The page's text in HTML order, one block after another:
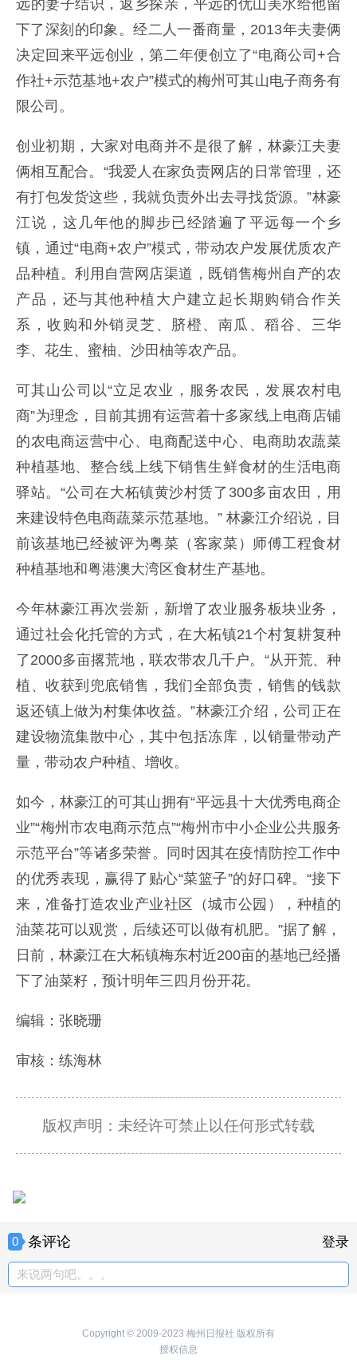
远的妻子结识，返乡探亲，平远的优山美水给他留
下了深刻的印象。经二人一番商量，2013年夫妻俩
决定回来平远创业，第二年便创立了“电商公司+合
作社+示范基地+农户”模式的梅州可其山电子商务有
限公司。
创业初期，大家对电商并不是很了解，林豪江夫妻
俩相互配合。“我爱人在家负责网店的日常管理，还
有打包发货这些，我就负责外出去寻找货源。”林豪
江说，这几年他的脚步已经踏遍了平远每一个乡
镇，通过“电商+农户”模式，带动农户发展优质农产
品种植。利用自营网店渠道，既销售梅州自产的农
产品，还与其他种植大户建立起长期购销合作关
系，收购和外销灵芝、脐橙、南瓜、稻谷、三华
李、花生、蜜柚、沙田柚等农产品。
可其山公司以“立足农业，服务农民，发展农村电
商”为理念，目前其拥有运营着十多家线上电商店铺
的农电商运营中心、电商配送中心、电商助农蔬菜
种植基地、整合线上线下销售生鲜食材的生活电商
驿站。“公司在大柘镇黄沙村赁了300多亩农田，用
来建设特色电商蔬菜示范基地。” 林豪江介绍说，目
前该基地已经被评为粤菜（客家菜）师傅工程食材
种植基地和粤港澳大湾区食材生产基地。
今年林豪江再次尝新，新增了农业服务板块业务，
通过社会化托管的方式，在大柘镇21个村复耕复种
了2000多亩撂荒地，联农带农几千户。“从开荒、种
植、收获到兜底销售，我们全部负责，销售的钱款
返还镇上做为村集体收益。”林豪江介绍，公司正在
建设物流集散中心，其中包括冻库，以销量带动产
量，带动农户种植、增收。
如今，林豪江的可其山拥有“平远县十大优秀电商企
业”“梅州市农电商示范点”“梅州市中小企业公共服务
示范平台”等诸多荣誉。同时因其在疫情防控工作中
的优秀表现，赢得了贴心“菜篮子”的好口碑。“接下
来，准备打造农业产业社区（城市公园），种植的
油菜花可以观赏，后续还可以做有机肥。”据了解，
日前，林豪江在大柘镇梅东村近200亩的基地已经播
下了油菜籽，预计明年三四月份开花。
编辑：张晓珊
审核：练海林
版权声明：未经许可禁止以任何形式转载
0 条评论 登录
来说两句吧。。。
Copyright © 2009-2023 梅州日报社 版权所有
授权信息